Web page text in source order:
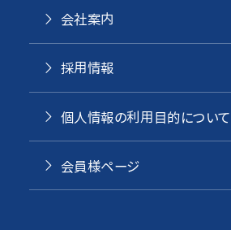
会社案内
採用情報
個人情報の利用目的について
会員様ページ